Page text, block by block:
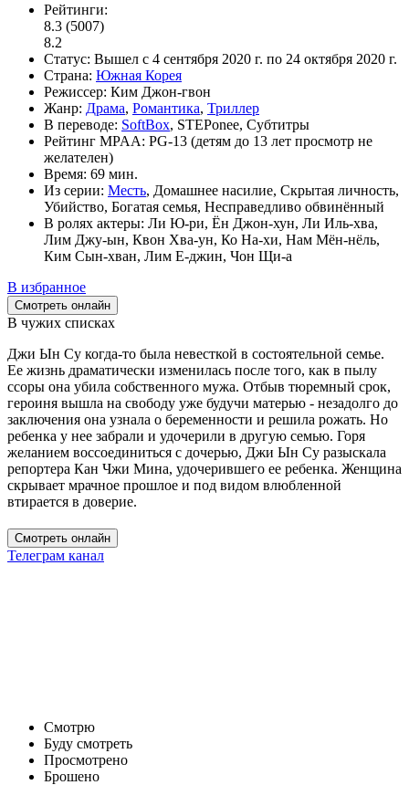
Рейтинги:
8.3 (5007)
8.2
Статус: Вышел с 4 сентября 2020 г. по 24 октября 2020 г.
Страна: Южная Корея
Режиссер: Ким Джон-гвон
Жанр: Драма, Романтика, Триллер
В переводе: SoftBox, STEPonee, Субтитры
Рейтинг MPAA: PG-13 (детям до 13 лет просмотр не
желателен)
Время: 69 мин.
Из серии: Месть, Домашнее насилие, Скрытая личность,
Убийство, Богатая семья, Несправедливо обвинённый
В ролях актеры: Ли Ю-ри, Ён Джон-хун, Ли Иль-хва,
Лим Джу-ын, Квон Хва-ун, Ко На-хи, Нам Мён-нёль,
Ким Сын-хван, Лим Е-джин, Чон Щи-а
В избранное
Смотреть онлайн
В чужих списках
Джи Ын Су когда-то была невесткой в состоятельной семье.
Ее жизнь драматически изменилась после того, как в пылу
ссоры она убила собственного мужа. Отбыв тюремный срок,
героиня вышла на свободу уже будучи матерью - незадолго до
заключения она узнала о беременности и решила рожать. Но
ребенка у нее забрали и удочерили в другую семью. Горя
желанием воссоединиться с дочерью, Джи Ын Су разыскала
репортера Кан Чжи Мина, удочерившего ее ребенка. Женщина
скрывает мрачное прошлое и под видом влюбленной
втирается в доверие.
Смотреть онлайн
Телеграм канал
Смотрю
Буду смотреть
Просмотрено
Брошено